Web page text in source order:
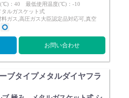
(℃)：40 最低使用温度(℃)：-10
ルガスケット式
ガス,高圧ガス大臣認定品対応可,真空
お問い合わせ
ブタイプメタルダイヤフラ